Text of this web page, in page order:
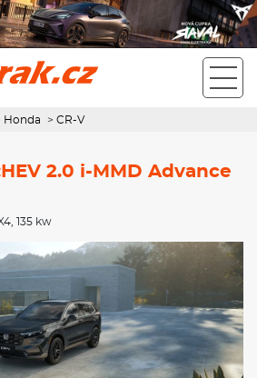
2.0 i-MMD Advance AWD
Honda > CR-V
2.0 i-MMD Advance
, 135 kw